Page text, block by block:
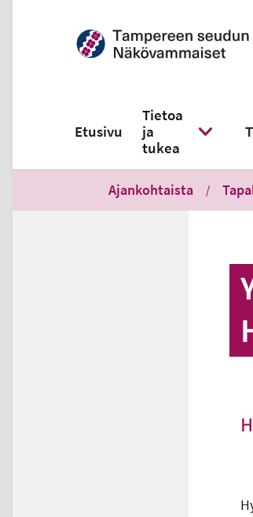
Etusivu
Tietoa
ja
tukea
Ajankohtaista